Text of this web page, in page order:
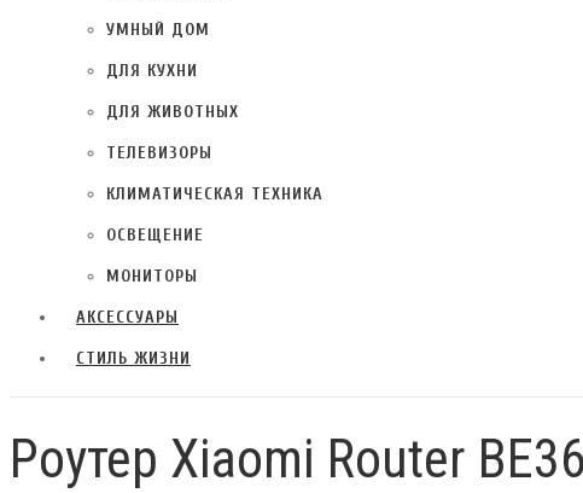
УМНЫЙ ДОМ
ДЛЯ КУХНИ
ДЛЯ ЖИВОТНЫХ
ТЕЛЕВИЗОРЫ
КЛИМАТИЧЕСКАЯ ТЕХНИКА
ОСВЕЩЕНИЕ
МОНИТОРЫ
АКСЕССУАРЫ
СТИЛЬ ЖИЗНИ
Роутер Xiaomi Router